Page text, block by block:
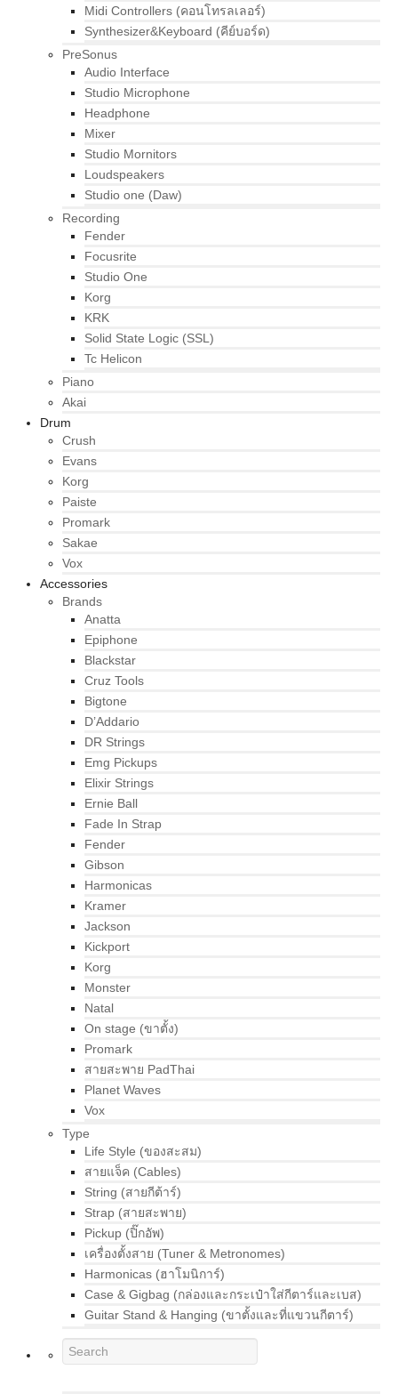
Midi Controllers (คอนโทรลเลอร์)
Synthesizer&Keyboard (คีย์บอร์ด)
PreSonus
Audio Interface
Studio Microphone
Headphone
Mixer
Studio Mornitors
Loudspeakers
Studio one (Daw)
Recording
Fender
Focusrite
Studio One
Korg
KRK
Solid State Logic (SSL)
Tc Helicon
Piano
Akai
Drum
Crush
Evans
Korg
Paiste
Promark
Sakae
Vox
Accessories
Brands
Anatta
Epiphone
Blackstar
Cruz Tools
Bigtone
D’Addario
DR Strings
Emg Pickups
Elixir Strings
Ernie Ball
Fade In Strap
Fender
Gibson
Harmonicas
Kramer
Jackson
Kickport
Korg
Monster
Natal
On stage (ขาตั้ง)
Promark
สายสะพาย PadThai
Planet Waves
Vox
Type
Life Style (ของสะสม)
สายแจ็ค (Cables)
String (สายกีต้าร์)
Strap (สายสะพาย)
Pickup (ปิ๊กอัพ)
เครื่องตั้งสาย (Tuner & Metronomes)
Harmonicas (ฮาโมนิการ์)
Case & Gigbag (กล่องและกระเป๋าใส่กีตาร์และเบส)
Guitar Stand & Hanging (ขาตั้งและที่แขวนกีตาร์)